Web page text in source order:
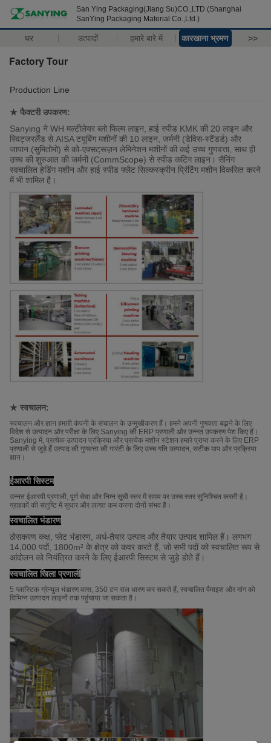
San Ying Packaging(Jiang Su)CO.,LTD (Shanghai
SanYing Packaging Material Co.,Ltd.)
घर उत्पादों हमारे बारे में कारखाना भ्रमण >>
Factory Tour
Production Line
★ फैक्टरी उपकरण:
Sanying ने WH मल्टीलेयर ब्लो फिल्म लाइन, हाई स्पीड KMK की 20 लाइन और
स्विट्जरलैंड से AISA टयूबिंग मशीनों की 10 लाइन, जर्मनी (डेविस-स्टैंडर्ड) और
जापान (सुमितोमो) से को-एक्सट्रूज़न लेमिनेशन मशीनों की कई उच्च गुणवत्ता, साथ ही
उच्च की शुरुआत की जर्मनी (CommScope) से स्पीड कटिंग लाइन। सैनिंग
स्वचालित हेडिंग मशीन और हाई स्पीड फ्लैट सिल्कस्क्रीन प्रिंटिंग मशीन विकसित करने
में भी शामिल है। .
★ स्वचालन:
स्वचालन और ज्ञान हमारी कंपनी के संचालन के उन्मुखीकरण हैं। हमने अपनी गुणवत्ता बढ़ाने के लिए
विदेश से उत्पादन और परीक्षा के लिए Sanying की ERP प्रणाली और उन्नत उपकरण पेश किए हैं।
Sanying में, प्रत्येक उत्पादन प्रक्रिया और प्रत्येक मशीन स्टेशन हमारे प्राप्त करने के लिए ERP
प्रणाली से जुड़े हैं उत्पाद की गुणवत्ता की गारंटी के लिए उच्च गति उत्पादन, सटीक माप और प्रक्रिया
ज्ञान।
ईआरपी सिस्टम
उन्नत ईआरपी प्रणाली, पूर्ण सेवा और निम्न सूची स्तर में समय पर उच्च स्तर सुनिश्चित करती है।
ग्राहकों की संतुष्टि में सुधार और लागत कम करना दोनों संभव है।
स्वचालित भंडारण
ठोसकरण कक्ष, प्लेट भंडारण, अर्ध-तैयार उत्पाद और तैयार उत्पाद शामिल हैं। लगभग
14,000 पदों, 1800m² के क्षेत्र को कवर करते हैं, जो सभी पदों को स्वचालित रूप से
आंदोलन को नियंत्रित करने के लिए ईआरपी सिस्टम से जुड़े होते हैं।
स्वचालित खिला प्रणाली
5 प्लास्टिक ग्रेन्युल भंडारण वत्स, 350 टन राल धारण कर सकते हैं, स्वचालित पैमाइश और मांग को
विभिन्न उत्पादन लाइनों तक पहुंचाया जा सकता है।